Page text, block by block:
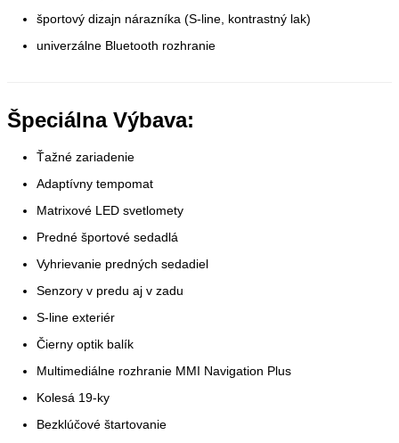
športový dizajn nárazníka (S-line, kontrastný lak)
univerzálne Bluetooth rozhranie
Špeciálna Výbava:
Ťažné zariadenie
Adaptívny tempomat
Matrixové LED svetlomety
Predné športové sedadlá
Vyhrievanie predných sedadiel
Senzory v predu aj v zadu
S-line exteriér
Čierny optik balík
Multimediálne rozhranie MMI Navigation Plus
Kolesá 19-ky
Bezklúčové štartovanie